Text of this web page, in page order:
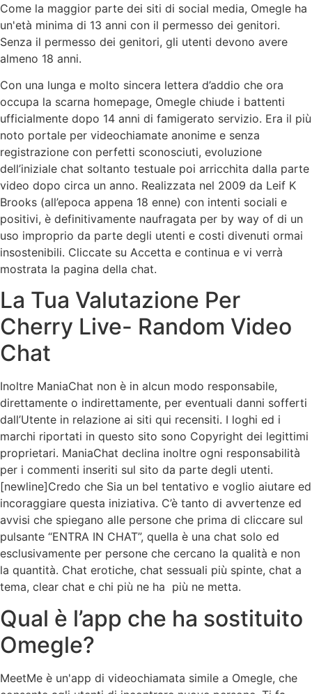
Come la maggior parte dei siti di social media, Omegle ha
un'età minima di 13 anni con il permesso dei genitori.
Senza il permesso dei genitori, gli utenti devono avere
almeno 18 anni.
Con una lunga e molto sincera lettera d’addio che ora
occupa la scarna homepage, Omegle chiude i battenti
ufficialmente dopo 14 anni di famigerato servizio. Era il più
noto portale per videochiamate anonime e senza
registrazione con perfetti sconosciuti, evoluzione
dell’iniziale chat soltanto testuale poi arricchita dalla parte
video dopo circa un anno. Realizzata nel 2009 da Leif K
Brooks (all’epoca appena 18 enne) con intenti sociali e
positivi, è definitivamente naufragata per by way of di un
uso improprio da parte degli utenti e costi divenuti ormai
insostenibili. Cliccate su Accetta e continua e vi verrà
mostrata la pagina della chat.
La Tua Valutazione Per
Cherry Live- Random Video
Chat
Inoltre ManiaChat non è in alcun modo responsabile,
direttamente o indirettamente, per eventuali danni sofferti
dall’Utente in relazione ai siti qui recensiti. I loghi ed i
marchi riportati in questo sito sono Copyright dei legittimi
proprietari. ManiaChat declina inoltre ogni responsabilità
per i commenti inseriti sul sito da parte degli utenti.
[newline]Credo che Sia un bel tentativo e voglio aiutare ed
incoraggiare questa iniziativa. C’è tanto di avvertenze ed
avvisi che spiegano alle persone che prima di cliccare sul
pulsante “ENTRA IN CHAT”, quella è una chat solo ed
esclusivamente per persone che cercano la qualità e non
la quantità. Chat erotiche, chat sessuali più spinte, chat a
tema, clear chat e chi più ne ha più ne metta.
Qual è l’app che ha sostituito
Omegle?
MeetMe è un'app di videochiamata simile a Omegle, che